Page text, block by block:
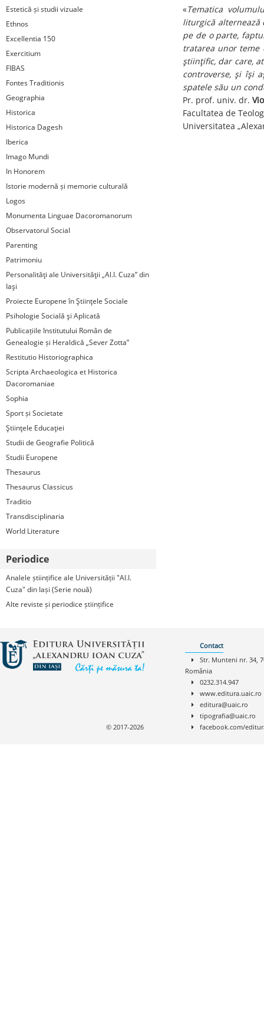
Estetică și studii vizuale
Ethnos
Excellentia 150
Exercitium
FIBAS
Fontes Traditionis
Geographia
Historica
Historica Dagesh
Iberica
Imago Mundi
In Honorem
Istorie modernă și memorie culturală
Logos
Monumenta Linguae Dacoromanorum
Observatorul Social
Parenting
Patrimoniu
Personalităţi ale Universităţii „Al.I. Cuza” din
Iaşi
Proiecte Europene în Ştiinţele Sociale
Psihologie Socială şi Aplicată
Publicațiile Institutului Român de
Genealogie și Heraldică „Sever Zotta”
Restitutio Historiographica
Scripta Archaeologica et Historica
Dacoromaniae
Sophia
Sport și Societate
Ştiinţele Educaţiei
Studii de Geografie Politică
Studii Europene
Thesaurus
Thesaurus Classicus
Traditio
Transdisciplinaria
World Literature
Periodice
Analele științifice ale Universității "Al.I.
Cuza" din Iași (Serie nouă)
Alte reviste și periodice științifice
«Tematica
liturgică alternează
pe de o parte,
tratarea unor teme
ştiinţific, dar care,
controverse, şi îşi
spatele său un
Pr. prof. univ. dr.
Facultatea de
Universitatea
Contact
Str. Munteni nr. 34,
România
0232.314.947
www.editura.uaic.ro
editura@uaic.ro
tipografia@uaic.ro
facebook.com/
© 2017-2026